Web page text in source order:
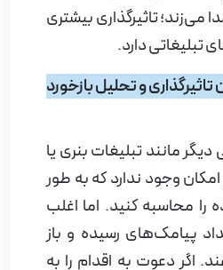
می‌زند؛ تاثیرگذاری بیشتری
تبلیغاتی دارد.
و تحلیل بازخورد
مانند تبلیغات بنری یا
وجود ندارد که به طور
محاسبه کنید. اما اغلب
پیامک‌های رسیده و باز
اگر دعوت به اقدام را به